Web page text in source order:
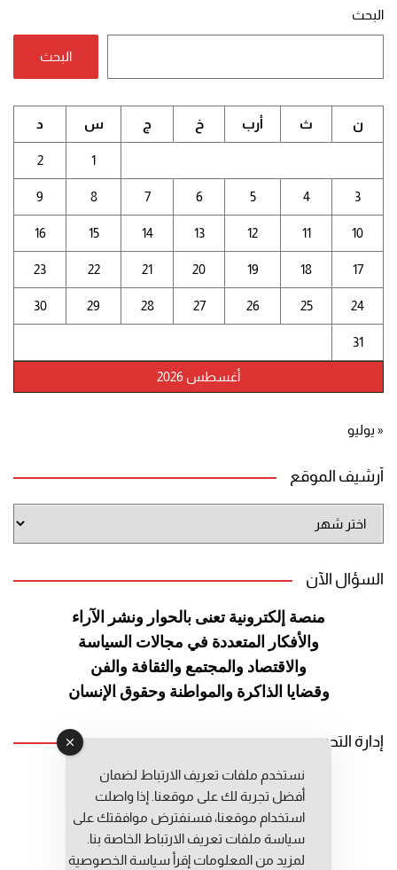
البحث
البحث
أغسطس 2026
ن ث أرب خ ج س د
1
2
3
4
5
6
7
8
9
10
11
12
13
14
15
16
17
18
19
20
21
22
23
24
25
26
27
28
29
30
31
« يوليو
أرشيف الموقع
الموقع
السؤال الآن
منصة إلكترونية تعنى بالحوار ونشر الآراء
والأفكار المتعددة في مجالات السياسة
والاقتصاد والمجتمع والثقافة والفن
وقضايا الذاكرة والمواطنة وحقوق الإنسان
إدارة التحرير
رئيس التحرير: عبد الرحيم التوراني
رئيس التحرير المساعد: المعطي قبال
مديرة التحرير: فاطمة حوحو
نستخدم ملفات تعريف الارتباط لضمان
أفضل تجربة لك على موقعنا. إذا واصلت
استخدام موقعنا، فسنفترض موافقتك على
سياسة ملفات تعريف الارتباط الخاصة بنا.
لمزيد من المعلومات إقرأ سياسة الخصوصية